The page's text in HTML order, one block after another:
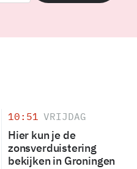
10:51 VRIJDAG
Hier kun je de
zonsverduistering
bekijken in Groningen